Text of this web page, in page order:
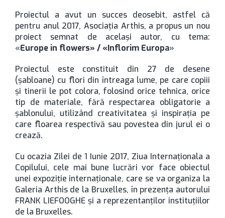
Proiectul a avut un succes deosebit, astfel că
pentru anul 2017, Asociația Arthis, a propus un nou
proiect semnat de același autor, cu tema:
«Europe in flowers» / «Inflorim Europa»
Proiectul este constituit din 27 de desene
(șabloane) cu flori din întreaga lume, pe care copiii
și tinerii le pot colora, folosind orice tehnica, orice
tip de materiale, fără respectarea obligatorie a
șablonului, utilizând creativitatea și inspirația pe
care floarea respectivă sau povestea din jurul ei o
crează.
Cu ocazia Zilei de 1 Iunie 2017, Ziua Internaționala a
Copilului, cele mai bune lucrări vor face obiectul
unei expoziție internaționale, care se va organiza la
Galeria Arthis de la Bruxelles, în prezența autorului
FRANK LIEFOOGHE și a reprezentanților instituțiilor
de la Bruxelles.